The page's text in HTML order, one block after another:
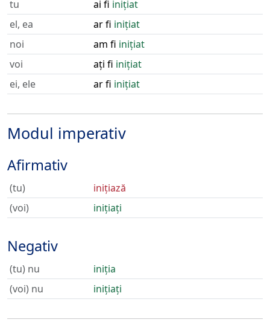
tu
ai fi inițiat
el, ea
ar fi inițiat
noi
am fi inițiat
voi
ați fi inițiat
ei, ele
ar fi inițiat
Modul imperativ
Afirmativ
(tu)
inițiază
(voi)
inițiați
Negativ
(tu) nu
iniția
(voi) nu
inițiați